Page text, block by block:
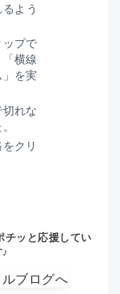
よう
プで
横線
を実
れな
クリ
チッと応援してい